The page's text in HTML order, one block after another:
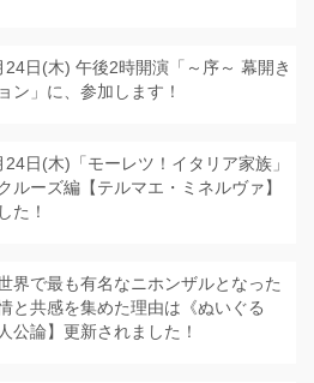
24日(木) 午後2時開演「～序～ 幕開き
ン」に、参加します！
24日(木)「モーレツ！イタリア家族」
ルーズ編【テルマエ・ミネルヴァ】
た！
界で最も有名なニホンザルとなった
と共感を集めた理由は《ぬいぐる
公論】更新されました！